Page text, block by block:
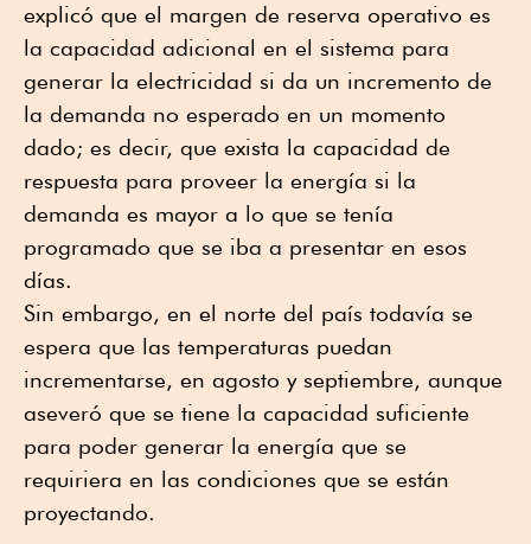
explicó que el margen de reserva operativo es
la capacidad adicional en el sistema para
generar la electricidad si da un incremento de
la demanda no esperado en un momento
dado; es decir, que exista la capacidad de
respuesta para proveer la energía si la
demanda es mayor a lo que se tenía
programado que se iba a presentar en esos
días.
Sin embargo, en el norte del país todavía se
espera que las temperaturas puedan
incrementarse, en agosto y septiembre, aunque
aseveró que se tiene la capacidad suficiente
para poder generar la energía que se
requiriera en las condiciones que se están
proyectando.